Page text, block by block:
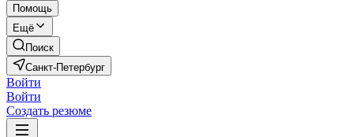
Помощь
Ещё
Поиск
Санкт-Петербург
Войти
Войти
Создать резюме